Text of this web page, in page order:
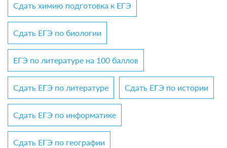
Сдать химию подготовка к ЕГЭ
Сдать ЕГЭ по биологии
ЕГЭ по литературе на 100 баллов
Сдать ЕГЭ по литературе Сдать ЕГЭ по истории
Сдать ЕГЭ по информатике
Сдать ЕГЭ по географии